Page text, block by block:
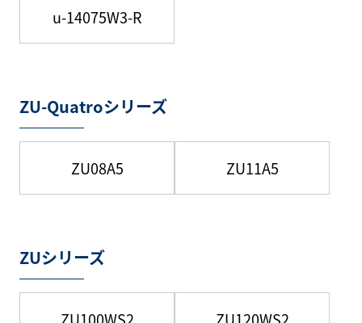
u-14075W3-R
ZU-Quatroシリーズ
ZU08A5 ZU11A5
ZUシリーズ